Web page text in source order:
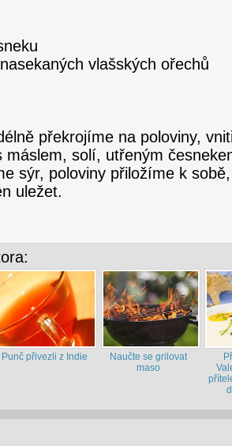
vlašských ořechů
překrojíme na poloviny,
máslem, solí, utřeným
sýr, poloviny přiložíme k
uležet.
Punč přivezli z Indie
Naučte se grilovat
maso